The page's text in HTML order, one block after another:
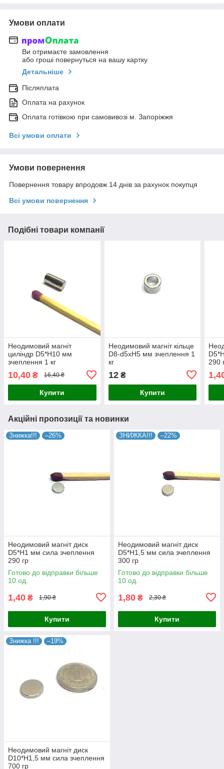
Умови оплати
Ви отримаєте замовлення
або гроші повернуться на вашу картку
Детальніше
Післяплата
Оплата на рахунок
Оплата готівкою при самовивозі м. Запоріжжя
Всі умови оплати
Умови повернення
Повернення товару впродовж 14 днів за рахунок покупця
Всі умови повернення
Подібні товари компанії
Неодимовий магніт
циліндр D5*H10 мм
зчеплення 1 кг
10,40 ₴ 16,40 ₴
Купити
Неодимовий магніт кільце
D8-d5хH5 мм зчеплення 1
кг
12₴
Купити
290
Акційні пропозиції та новинки
Знижка!!! –26%
Неодимовий магніт диск
D5*H1 мм сила зчеплення
290 гр
Готово до відправки більше
10 од.
1,40 ₴ 1,90 ₴
Купити
ЗНИЖКА!!! –22%
Неодимовий магніт диск
D5*H1,5 мм сила зчеплення
300 гр
Готово до відправки більше
10 од.
1,80 ₴ 2,30 ₴
Купити
Знижка !!! –19%
Неодимовий магніт диск
D10*H1,5 мм сила зчеплення
700 гр